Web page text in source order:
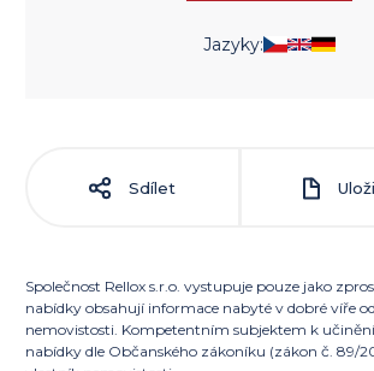
Jazyky:
Sdílet
Společnost Rellox s.r.o. vystupuje pouze jako
nabídky obsahují informace nabyté v dobré víře
nemovistosti. Kompetentním subjektem k
nabídky dle Občanského zákoníku (zákon č. 89/